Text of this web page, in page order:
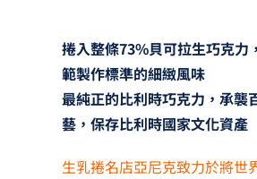
捲入整條73%貝可拉生巧克力
範製作標準的細緻風味
最純正的比利時巧克力，承襲
藝，保存比利時國家文化資產
生乳捲名店亞尼克致力於將世